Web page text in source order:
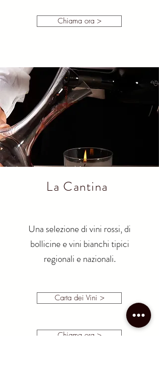
Chiama ora >
La Cantina
Una selezione di vini rossi, di
bollicine e vini bianchi tipici
regionali e nazionali.
Carta dei Vini >
Chiama ora >